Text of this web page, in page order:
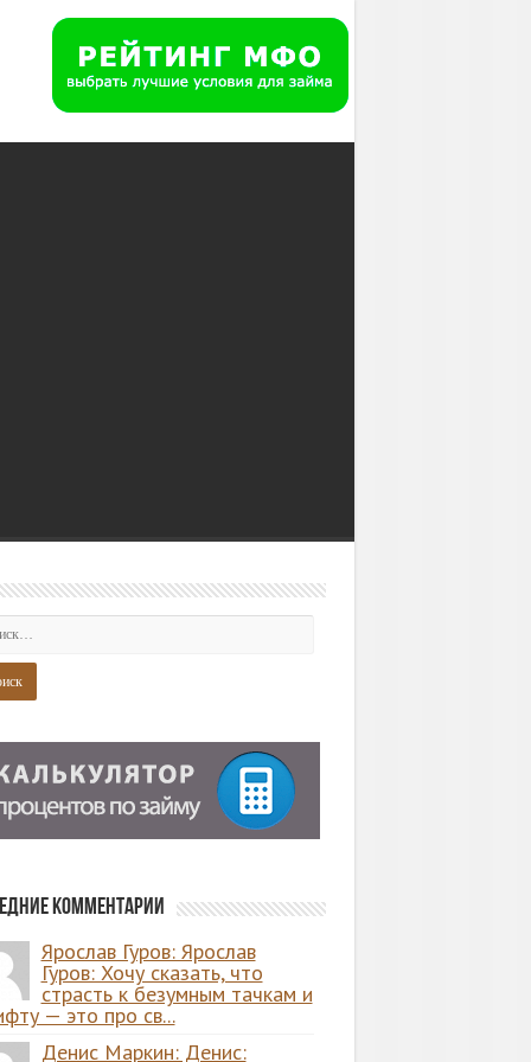
комментарии
Ярослав Гуров: Ярослав
Гуров: Хочу сказать, что
страсть к безумным тачкам и
— это про св...
Денис Маркин: Денис: